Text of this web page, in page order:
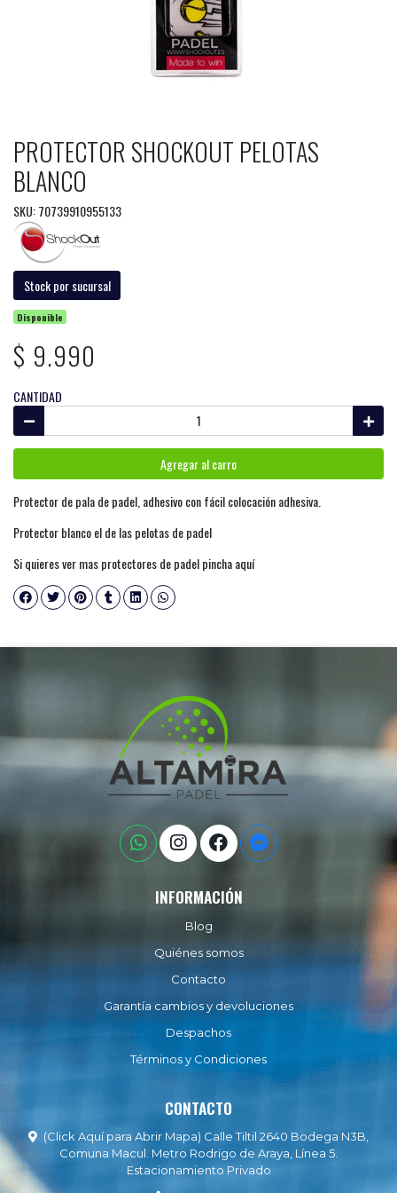
PROTECTOR SHOCKOUT PELOTAS
BLANCO
SKU: 70739910955133
Stock por sucursal
Disponible
$ 9.990
CANTIDAD
Agregar al carro
Protector de pala de padel, adhesivo con fácil colocación adhesiva.
Protector blanco el de las pelotas de padel
Si quieres ver mas protectores de padel pincha aquí
INFORMACIÓN
Blog
Quiénes somos
Contacto
Garantía cambios y devoluciones
Despachos
Términos y Condiciones
CONTACTO
(Click Aquí para Abrir Mapa) Calle Tiltil 2640 Bodega N3B,
Comuna Macul. Metro Rodrigo de Araya, Línea 5.
Estacionamiento Privado